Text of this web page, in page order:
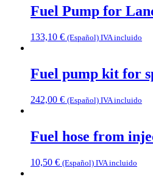
Fuel Pump for
133,10 € (Español) IVA incluido
Fuel pump kit for
242,00 € (Español) IVA incluido
Fuel hose from
10,50 € (Español) IVA incluido